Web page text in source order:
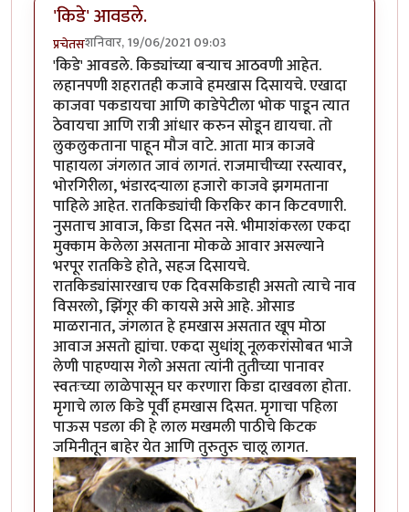
'किडे' आवडले.
प्रचेतसशनिवार, 19/06/2021 09:03
'किडे' आवडले. किड्यांच्या बर्‍याच आठवणी आहेत.
लहानपणी शहरातही कजावे हमखास दिसायचे. एखादा
काजवा पकडायचा आणि काडेपेटीला भोक पाडून त्यात
ठेवायचा आणि रात्री आंधार करुन सोडून द्यायचा. तो
लुकलुकताना पाहून मौज वाटे. आता मात्र काजवे
पाहायला जंगलात जावं लागतं. राजमाचीच्या रस्त्यावर,
भोरगिरीला, भंडारदर्‍याला हजारो काजवे झगमताना
पाहिले आहेत. रातकिड्यांची किरकिर कान किटवणारी.
नुसताच आवाज, किडा दिसत नसे. भीमाशंकरला एकदा
मुक्काम केलेला असताना मोकळे आवार असल्याने
भरपूर रातकिडे होते, सहज दिसायचे.
रातकिड्यांसारखाच एक दिवसकिडाही असतो त्याचे नाव
विसरलो, झिंगूर की कायसे असे आहे. ओसाड
माळरानात, जंगलात हे हमखास असतात खूप मोठा
आवाज असतो ह्यांचा. एकदा सुधांशू नूलकरांसोबत भाजे
लेणी पाहण्यास गेलो असता त्यांनी तुतीच्या पानावर
स्वतःच्या लाळेपासून घर करणारा किडा दाखवला होता.
मृगाचे लाल किडे पूर्वी हमखास दिसत. मृगाचा पहिला
पाऊस पडला की हे लाल मखमली पाठीचे किटक
जमिनीतून बाहेर येत आणि तुरुतुरु चालू लागत.